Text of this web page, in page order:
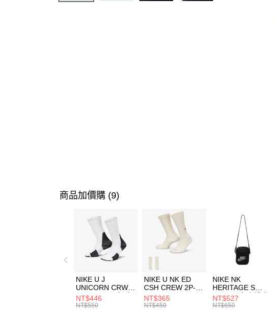
商品加價購 (9)
NIKE U J
UNICORN CRW
1PR -160 男女 中
統襪 FZ3393100
NT$446
NT$550
NIKE U NK ED
CSH CREW 2P-
144 EMBRDY 男
女 短統襪
NT$365
NT$450
NIKE NK
HERITAGE S
SMIT 男女 側背包
BA5871010
NT$527
NT$650